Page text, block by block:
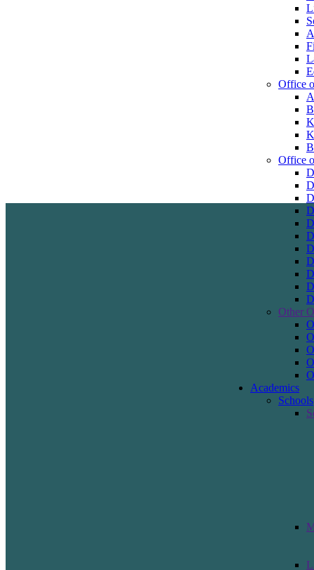
Office
Office
Other
Academics
Schools